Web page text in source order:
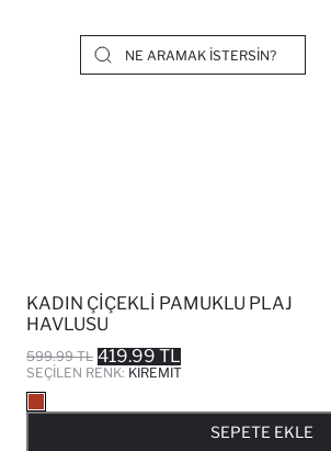
KADIN ÇIÇEKLI PAMUKLU PLAJ
HAVLUSU
599.99 TL 419.99 TL
SEÇILEN RENK: KIREMIT
SEPETE EKLE